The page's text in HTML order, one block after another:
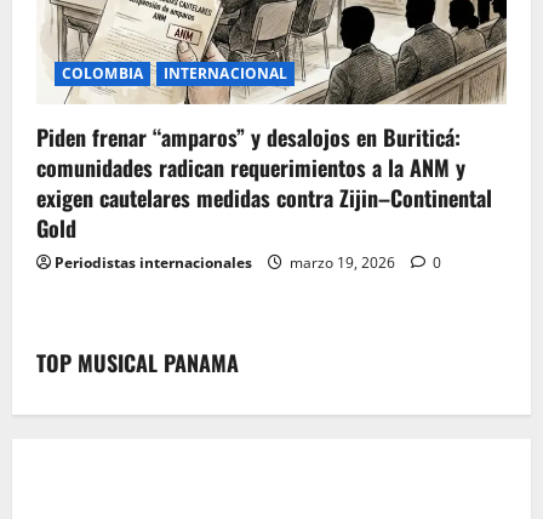
COLOMBIA INTERNACIONAL
Piden frenar “amparos” y desalojos en Buriticá:
comunidades radican requerimientos a la ANM y
exigen cautelares medidas contra Zijin–Continental
Gold
Periodistas internacionales marzo 19, 2026 0
TOP MUSICAL PANAMA